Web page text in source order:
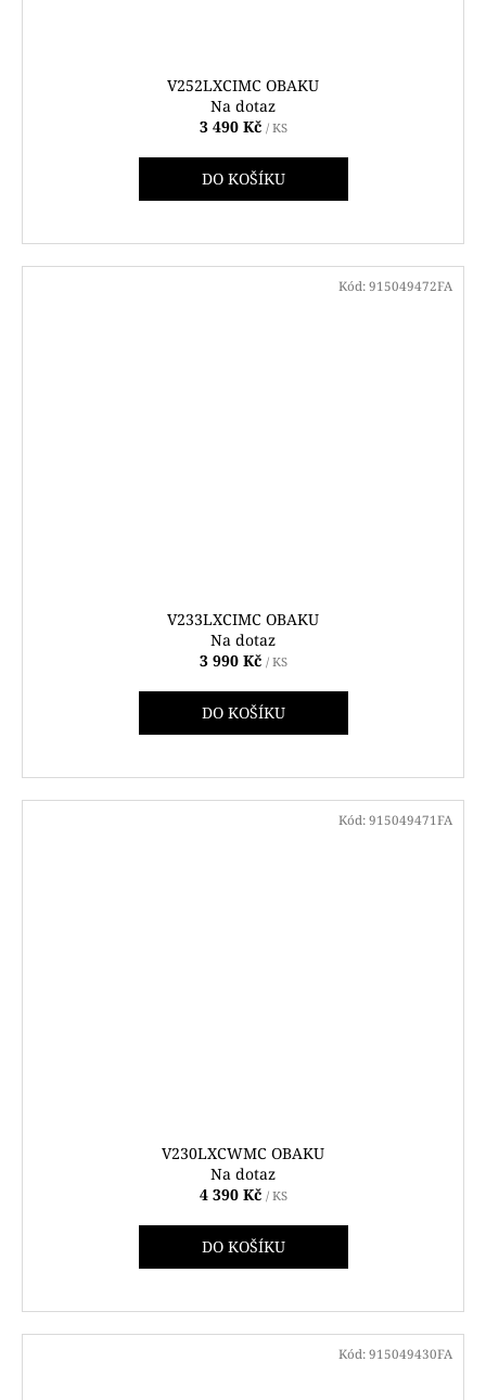
V252LXCIMC OBAKU
Na dotaz
3 490 Kč / KS
DO KOŠÍKU
V233LXCIMC OBAKU
Na dotaz
3 990 Kč / KS
DO KOŠÍKU
Kód: 915049472FA
V230LXCWMC OBAKU
Na dotaz
4 390 Kč / KS
DO KOŠÍKU
Kód: 915049471FA
Kód: 915049430FA